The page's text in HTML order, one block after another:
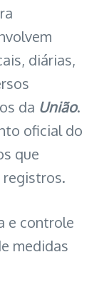
diárias,
da União.
oficial do
que
e controle
medidas